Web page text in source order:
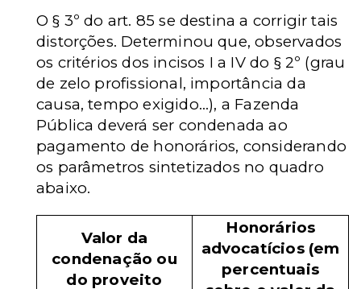
O § 3º do art. 85 se destina a corrigir tais
distorções. Determinou que, observados
os critérios dos incisos I a IV do § 2º (grau
de zelo profissional, importância da
causa, tempo exigido...), a Fazenda
Pública deverá ser condenada ao
pagamento de honorários, considerando
os parâmetros sintetizados no quadro
abaixo.
Valor da
condenação ou
do proveito
Honorários
advocatícios (em
percentuais